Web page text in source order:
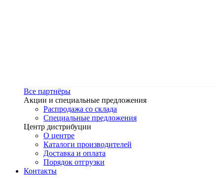
Все партнёры
Акции и специальные предложения
Распродажа со склада
Специальные предложения
Центр дистрибуции
О центре
Каталоги производителей
Доставка и оплата
Порядок отгрузки
Контакты